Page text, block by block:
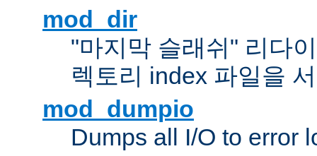
mod_dir
"마지막 슬래쉬" 리다
렉토리 index 파일을
mod_dumpio
Dumps all I/O to error